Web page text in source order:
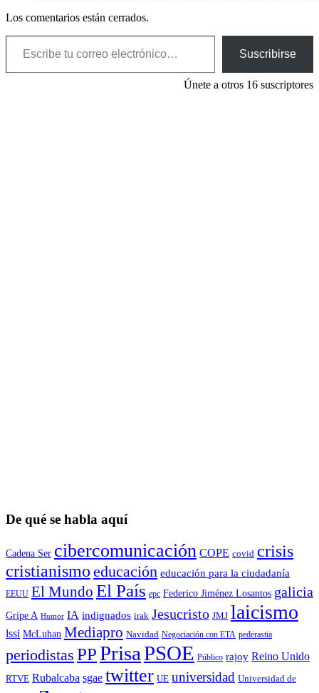
Los comentarios están cerrados.
Escribe tu correo electrónico…
Suscribirse
Únete a otros 16 suscriptores
De qué se habla aquí
Cadena Ser cibercomunicación COPE covid crisis
cristianismo educación educación para la ciudadaní­a
EEUU El Mundo El País epc Federico Jiménez Losantos galicia
Gripe A Humor IA indignados irak Jesucristo JMJ laicismo
lssi McLuhan Mediapro Navidad Negociación con ETA pederastia
periodistas PPPrisaPSOE Público rajoy Reino Unido
RTVE Rubalcaba sgae twitter UE universidad Universidad de